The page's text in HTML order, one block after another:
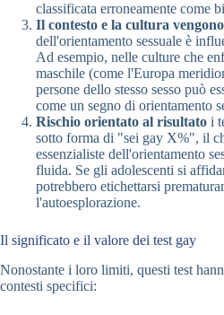
classificata erroneamente come
Il contesto e la cultura
dell'orientamento sessuale è
Ad esempio, nelle culture che
maschile (come l'Europa
persone dello stesso sesso può
come un segno di orientamento
Rischio orientato al risultato i
sotto forma di "sei gay X%", il
essenzialiste dell'orientamento
fluida. Se gli adolescenti si
potrebbero etichettarsi
l'autoesplorazione.
Il significato e il valore dei test gay
Nonostante i loro limiti, questi test
contesti specifici: